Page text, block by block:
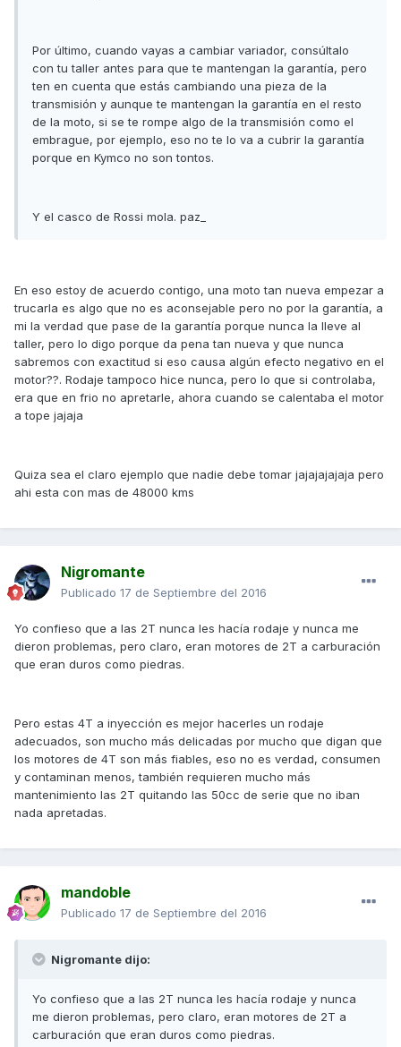
Por último, cuando vayas a cambiar variador, consúltalo
con tu taller antes para que te mantengan la garantía, pero
ten en cuenta que estás cambiando una pieza de la
transmisión y aunque te mantengan la garantía en el resto
de la moto, si se te rompe algo de la transmisión como el
embrague, por ejemplo, eso no te lo va a cubrir la garantía
porque en Kymco no son tontos.
Y el casco de Rossi mola. paz_
En eso estoy de acuerdo contigo, una moto tan nueva empezar a
trucarla es algo que no es aconsejable pero no por la garantía, a
mi la verdad que pase de la garantía porque nunca la lleve al
taller, pero lo digo porque da pena tan nueva y que nunca
sabremos con exactitud si eso causa algún efecto negativo en el
motor??. Rodaje tampoco hice nunca, pero lo que si controlaba,
era que en frio no apretarle, ahora cuando se calentaba el motor
a tope jajaja
Quiza sea el claro ejemplo que nadie debe tomar jajajajajaja pero
ahi esta con mas de 48000 kms
Nigromante
Publicado 17 de Septiembre del 2016
Yo confieso que a las 2T nunca les hacía rodaje y nunca me
dieron problemas, pero claro, eran motores de 2T a carburación
que eran duros como piedras.
Pero estas 4T a inyección es mejor hacerles un rodaje
adecuados, son mucho más delicadas por mucho que digan que
los motores de 4T son más fiables, eso no es verdad, consumen
y contaminan menos, también requieren mucho más
mantenimiento las 2T quitando las 50cc de serie que no iban
nada apretadas.
mandoble
Publicado 17 de Septiembre del 2016
Nigromante dijo:
Yo confieso que a las 2T nunca les hacía rodaje y nunca
me dieron problemas, pero claro, eran motores de 2T a
carburación que eran duros como piedras.